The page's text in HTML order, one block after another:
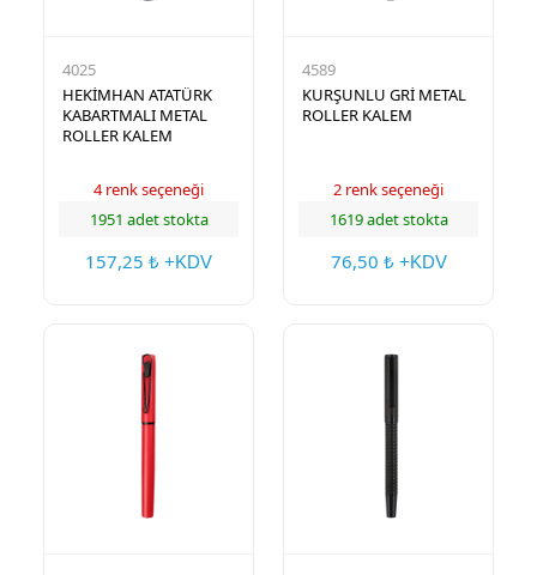
4025
HEKİMHAN ATATÜRK
KABARTMALI METAL
ROLLER KALEM
4 renk seçeneği
1951 adet stokta
157,25 ₺ +KDV
4589
KURŞUNLU GRİ METAL
ROLLER KALEM
2 renk seçeneği
1619 adet stokta
76,50 ₺ +KDV